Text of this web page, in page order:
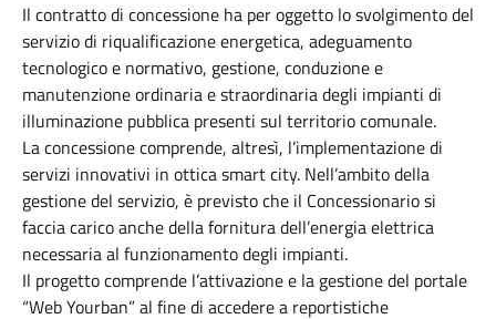
Il contratto di concessione ha per oggetto lo svolgimento del
servizio di riqualificazione energetica, adeguamento
tecnologico e normativo, gestione, conduzione e
manutenzione ordinaria e straordinaria degli impianti di
illuminazione pubblica presenti sul territorio comunale.
La concessione comprende, altresì, l’implementazione di
servizi innovativi in ottica smart city. Nell’ambito della
gestione del servizio, è previsto che il Concessionario si
faccia carico anche della fornitura dell’energia elettrica
necessaria al funzionamento degli impianti.
Il progetto comprende l’attivazione e la gestione del portale
“Web Yourban” al fine di accedere a reportistiche